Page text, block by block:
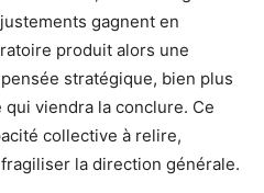
gagnent en
produit alors une
stratégique, bien plus
viendra la conclure. Ce
collective à relire,
la direction générale.